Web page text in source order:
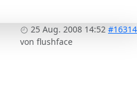
25 Aug. 2008 14:52 #16314
von flushface